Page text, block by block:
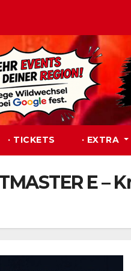
· TICKETS · EXTRA
E –